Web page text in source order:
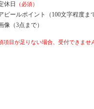
休日 （必須）
ピールポイント（100文字程度ま
像（3点まで）
項目が足りない場合、受付できませ